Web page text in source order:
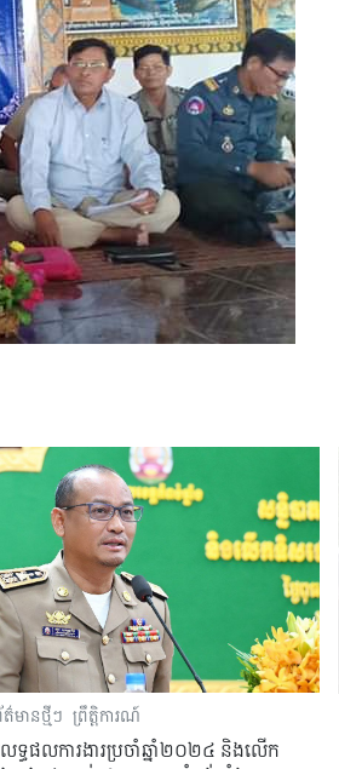
មានថ្មីៗ ព្រឹត្តិការណ៍
ធផលការងារប្រចាំឆ្នាំ២០២៤ និងលើក